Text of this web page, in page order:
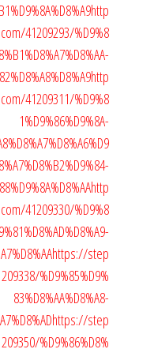
http
41209293/%D9%8
http
41209311/%D9%8
1%D9%86%D9%8A-
http
41209330/%D9%8
https://step
%D9%85%D9%
83%D8%AA%D8%A8-
https://step
%D9%86%D8%